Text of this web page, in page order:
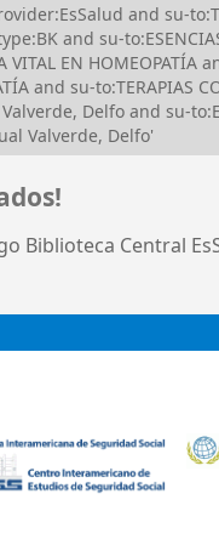
and su-
and su-
VITAL EN
and su-to:TERAPIAS
Delfo and su-
Valverde, Delfo'
Biblioteca Central